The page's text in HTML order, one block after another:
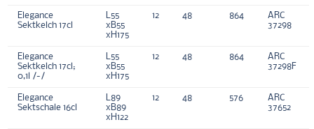
Elegance
Sektkelch 17cl
L55
xB55
xH175
12 48 864
ARC
37298
Elegance
Sektkelch 17cl;
0,1l /-/
L55
xB55
xH175
12 48 864
ARC
37298F
Elegance
Sektschale 16cl
L89
xB89
xH122
12 48 576
ARC
37652